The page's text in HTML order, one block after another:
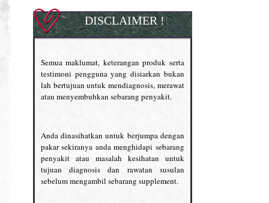
DISCLAIMER !
Semua maklumat, keterangan produk serta
testimoni pengguna yang disiarkan bukan
lah bertujuan untuk mendiagnosis, merawat
atau menyembuhkan sebarang penyakit.
Anda dinasihatkan untuk berjumpa dengan
pakar sekiranya anda menghidapi sebarang
penyakit atau masalah kesihatan untuk
tujuan diagnosis dan rawatan susulan
sebelum mengambil sebarang supplement.